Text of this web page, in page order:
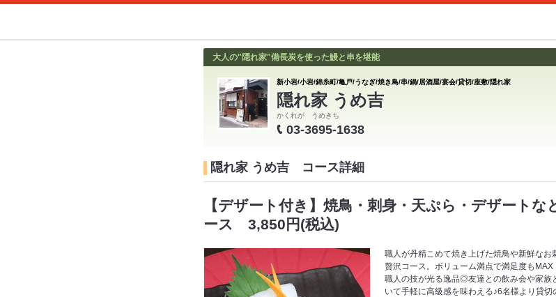
大人の"隠れ家"備長炭を使った鰻と串を堪能
新小岩/小岩/錦糸町/亀戸/うなぎ/焼き鳥/串/鍋/居酒屋/宴会/貸切/座敷/隠れ家
隠れ家 うめ吉
かくれが うめきち
03-3695-1638
隠れ家 うめ吉 コース詳細
【デザート付き】焼鳥・刺身・天ぷら・デザート
ース 3,850円(税込)
職人が丹精こめて焼き上げた焼鳥や新鮮な
贅沢コース。ボリューム満点で満足度も
職人の技が光る逸品◎友達との飲み会や家
いて手軽に高級感を味わえる♪6名様より貸切